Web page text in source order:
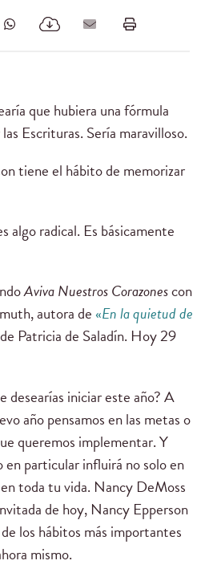
que hubiera una fórmula
Escrituras. Sería maravilloso.
tiene el hábito de memorizar
algo radical. Es básicamente
Aviva Nuestros Corazonescon
autora de «En la quietud de
Patricia de Saladín. Hoy 29
desearías iniciar este año? A
año pensamos en las metas o
queremos implementar. Y
particular influirá no solo en
toda tu vida. Nancy DeMoss
de hoy, Nancy Epperson
los hábitos más importantes
mismo.